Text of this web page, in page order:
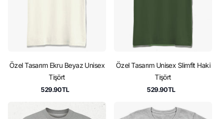
Özel Tasarım Ekru Beyaz Unisex
Tişört
529.90TL
Özel Tasarım Unisex Slimfit Haki
Tişört
529.90TL